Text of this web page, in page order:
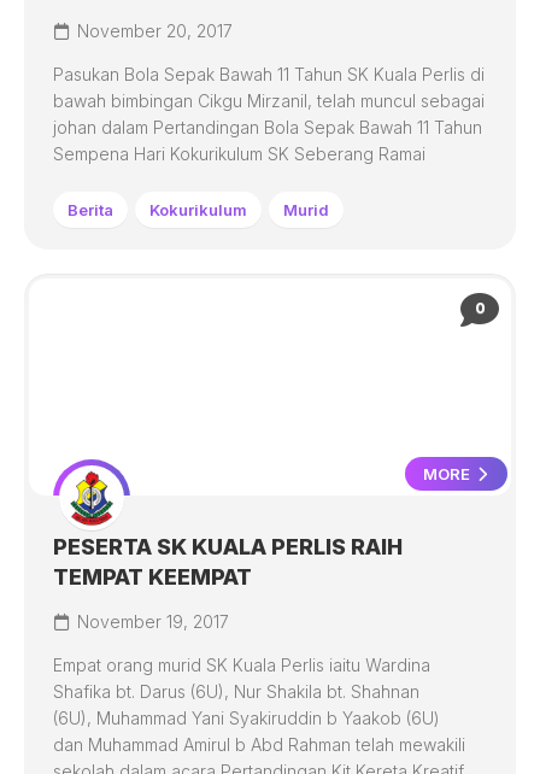
November 20, 2017
Pasukan Bola Sepak Bawah 11 Tahun SK Kuala Perlis di
bawah bimbingan Cikgu Mirzanil, telah muncul sebagai
johan dalam Pertandingan Bola Sepak Bawah 11 Tahun
Sempena Hari Kokurikulum SK Seberang Ramai
Berita Kokurikulum Murid
0
MORE
PESERTA SK KUALA PERLIS RAIH
TEMPAT KEEMPAT
November 19, 2017
Empat orang murid SK Kuala Perlis iaitu Wardina
Shafika bt. Darus (6U), Nur Shakila bt. Shahnan
(6U), Muhammad Yani Syakiruddin b Yaakob (6U)
dan Muhammad Amirul b Abd Rahman telah mewakili